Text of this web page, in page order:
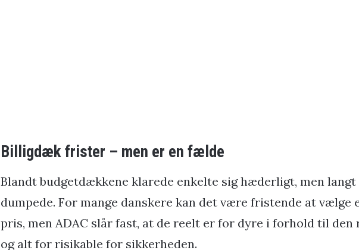
Billigdæk frister – men er en fælde
Blandt budgetdækkene klarede enkelte sig hæderligt, men
dumpede. For mange danskere kan det være fristende at
pris, men ADAC slår fast, at de reelt er for dyre i forhold til den
og alt for risikable for sikkerheden.